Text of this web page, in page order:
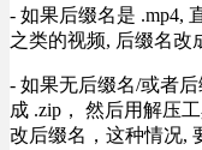
- 如果后缀名是 .mp4,
之类的视频, 后缀名改
- 如果无后缀名/或者
成 .zip， 然后用解压
改后缀名，这种情况,